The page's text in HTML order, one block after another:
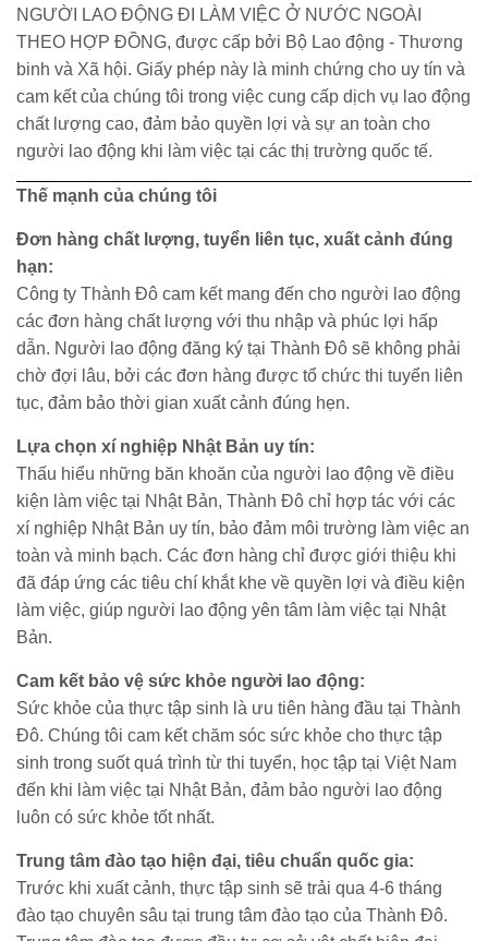
NGƯỜI LAO ĐỘNG ĐI LÀM VIỆC Ở NƯỚC NGOÀI
THEO HỢP ĐỒNG, được cấp bởi Bộ Lao động - Thương
binh và Xã hội. Giấy phép này là minh chứng cho uy tín và
cam kết của chúng tôi trong việc cung cấp dịch vụ lao động
chất lượng cao, đảm bảo quyền lợi và sự an toàn cho
người lao động khi làm việc tại các thị trường quốc tế.
Thế mạnh của chúng tôi
Đơn hàng chất lượng, tuyển liên tục, xuất cảnh đúng
hạn:
Công ty Thành Đô cam kết mang đến cho người lao động
các đơn hàng chất lượng với thu nhập và phúc lợi hấp
dẫn. Người lao động đăng ký tại Thành Đô sẽ không phải
chờ đợi lâu, bởi các đơn hàng được tổ chức thi tuyển liên
tục, đảm bảo thời gian xuất cảnh đúng hẹn.
Lựa chọn xí nghiệp Nhật Bản uy tín:
Thấu hiểu những băn khoăn của người lao động về điều
kiện làm việc tại Nhật Bản, Thành Đô chỉ hợp tác với các
xí nghiệp Nhật Bản uy tín, bảo đảm môi trường làm việc an
toàn và minh bạch. Các đơn hàng chỉ được giới thiệu khi
đã đáp ứng các tiêu chí khắt khe về quyền lợi và điều kiện
làm việc, giúp người lao động yên tâm làm việc tại Nhật
Bản.
Cam kết bảo vệ sức khỏe người lao động:
Sức khỏe của thực tập sinh là ưu tiên hàng đầu tại Thành
Đô. Chúng tôi cam kết chăm sóc sức khỏe cho thực tập
sinh trong suốt quá trình từ thi tuyển, học tập tại Việt Nam
đến khi làm việc tại Nhật Bản, đảm bảo người lao động
luôn có sức khỏe tốt nhất.
Trung tâm đào tạo hiện đại, tiêu chuẩn quốc gia:
Trước khi xuất cảnh, thực tập sinh sẽ trải qua 4-6 tháng
đào tạo chuyên sâu tại trung tâm đào tạo của Thành Đô.